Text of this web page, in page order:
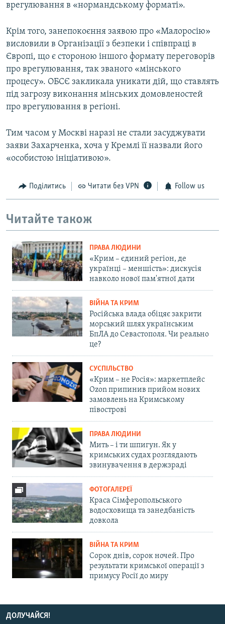
врегулювання в «нормандському форматі».
Крім того, занепокоєння заявою про «Малоросію»
висловили в Організації з безпеки і співпраці в
Європі, що є стороною іншого формату переговорів
про врегулювання, так званого «мінського
процесу». ОБСЄ закликала уникати дій, що ставлять
під загрозу виконання мінських домовленостей
про врегулювання в регіоні.
Тим часом у Москві наразі не стали засуджувати
заяви Захарченка, хоча у Кремлі її назвали його
«особистою ініціативою».
Поділитись Читати без VPN Follow us
Читайте також
ПРАВА ЛЮДИНИ
«Крим – єдиний регіон, де
українці – меншість»: дискусія
навколо нової пам'ятної дати
ВІЙНА ТА КРИМ
Російська влада обіцяє закрити
морський шлях українським
БпЛА до Севастополя. Чи реально
це?
СУСПІЛЬСТВО
«Крим – не Росія»: маркетплейс
Ozon припинив прийом нових
замовлень на Кримському
півострові
ПРАВА ЛЮДИНИ
Мить – і ти шпигун. Як у
кримських судах розглядають
звинувачення в держзраді
ФОТОГАЛЕРЕЇ
Краса Сімферопольського
водосховища та занедбаність
довкола
ВІЙНА ТА КРИМ
Сорок днів, сорок ночей. Про
результати кримської операції з
примусу Росії до миру
ДОЛУЧАЙСЯ!